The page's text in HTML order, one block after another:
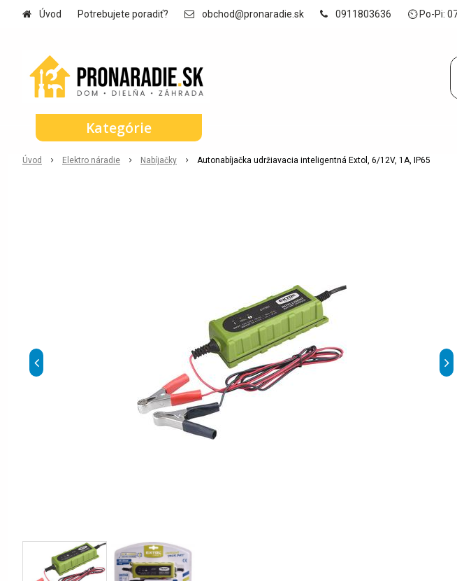
Úvod Potrebujete poradiť? obchod@pronaradie.sk 0911803636 ⏲ Po-Pi:
Úvod Elektro náradie Nabíjačky Autonabíjačka udržiavacia inteligentná Extol, 6/12V, 1A, IP65
Kategórie